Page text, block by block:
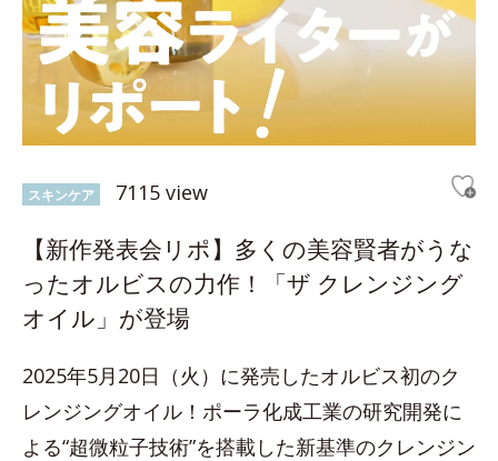
スキンケア 7115 view
【新作発表会リポ】多くの美容賢者がうな
ったオルビスの力作！「ザ クレンジング
オイル」が登場
2025年5月20日（火）に発売したオルビス初のク
レンジングオイル！ポーラ化成工業の研究開発に
よる“超微粒子技術”を搭載した新基準のクレンジン